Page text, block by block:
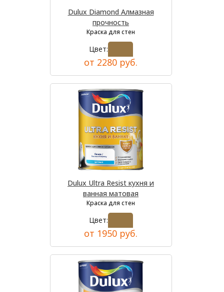
Dulux Diamond Алмазная
прочность
Краска для стен
Цвет:
от 2280 руб.
Dulux Ultra Resist кухня и
ванная матовая
Краска для стен
Цвет:
от 1950 руб.